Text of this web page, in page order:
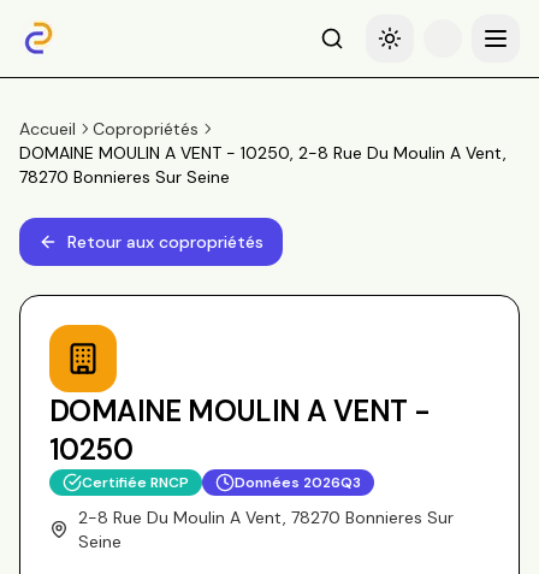
RechercheBasculer le thème
Menu
Accueil
Copropriétés
DOMAINE MOULIN A VENT - 10250, 2-8 Rue Du Moulin A Vent,
78270 Bonnieres Sur Seine
Retour aux copropriétés
DOMAINE MOULIN A VENT -
10250
Certifiée RNCP Données 2026Q3
2-8 Rue Du Moulin A Vent, 78270 Bonnieres Sur
Seine